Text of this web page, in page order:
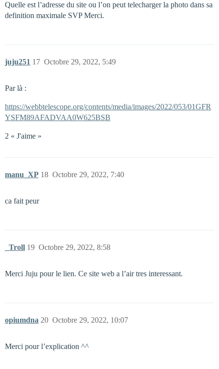
Quelle est l’adresse du site ou l’on peut telecharger la photo dans sa
definition maximale SVP Merci.
juju251 Octobre 29, 2022, 5:49
17
Par là :
https://webbtelescope.org/contents/media/images/2022/053/01GFR
YSFM89AFADVAA0W625BSB
2 « J'aime »
manu_XP Octobre 29, 2022, 7:40
18
ca fait peur
_Troll Octobre 29, 2022, 8:58
19
Merci Juju pour le lien. Ce site web a l’air tres interessant.
opiumdna Octobre 29, 2022, 10:07
20
Merci pour l’explication ^^